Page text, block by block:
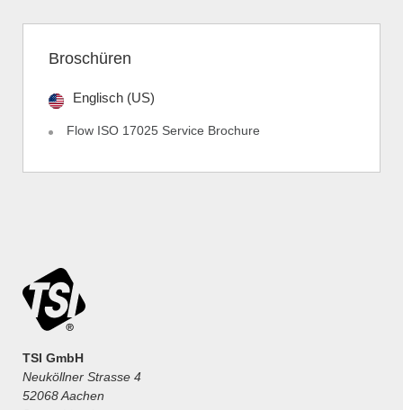
Broschüren
Englisch (US)
Flow ISO 17025 Service Brochure
TSI GmbH
Neuköllner Strasse 4
52068 Aachen